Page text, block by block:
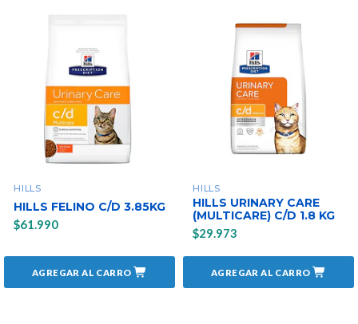
HILLS
HILLS FELINO C/D 3.85KG
$61.990
AGREGAR AL CARRO
HILLS
HILLS URINARY CARE
(MULTICARE) C/D 1.8 KG
$29.973
AGREGAR AL CARRO